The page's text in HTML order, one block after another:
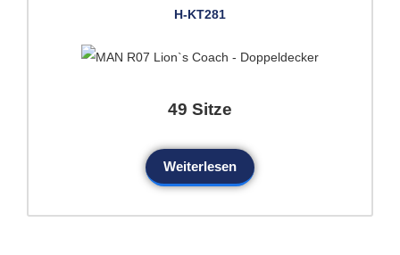
H-KT281
49 Sitze
Weiterlesen